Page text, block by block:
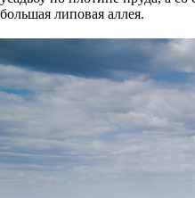
большая липовая аллея.